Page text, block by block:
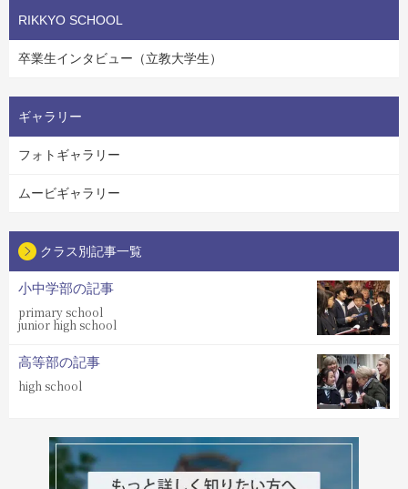
RIKKYO SCHOOL
卒業生インタビュー（立教大学生）
ギャラリー
フォトギャラリー
ムービギャラリー
クラス別記事一覧
小中学部の記事
primary school
junior high school
高等部の記事
high school